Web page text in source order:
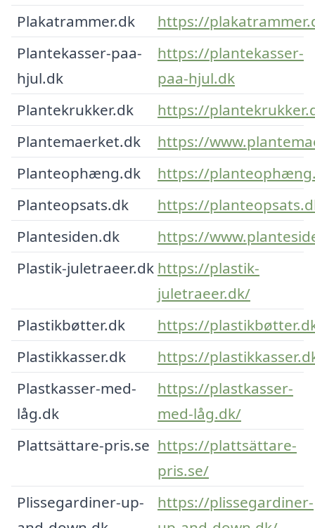
Plakatrammer.dk
https://
Plantekasser-paa-
hjul.dk
https://plantekasser-
paa-hjul.dk
Plantekrukker.dk
https://
Plantemaerket.dk
https://
Planteophæng.dk
https://
Planteopsats.dk
https://
Plantesiden.dk
https://
Plastik-juletraeer.dk https://plastik-
juletraeer.dk/
Plastikbøtter.dk
https://
Plastikkasser.dk
https://
Plastkasser-med-
låg.dk
https://plastkasser-
med-låg.dk/
Plattsättare-pris.se https://plattsättare-
pris.se/
Plissegardiner-up-
https://plissegardiner-